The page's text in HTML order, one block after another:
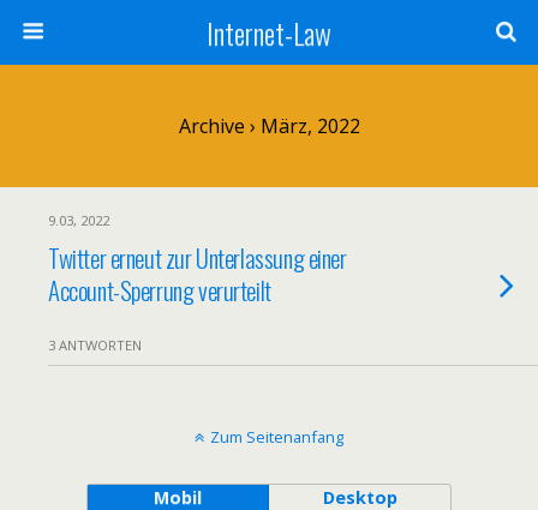
Internet-Law
Archive › März, 2022
9.03, 2022
Twitter erneut zur Unterlassung einer
Account-Sperrung verurteilt
3 ANTWORTEN
Zum Seitenanfang
Mobil Desktop